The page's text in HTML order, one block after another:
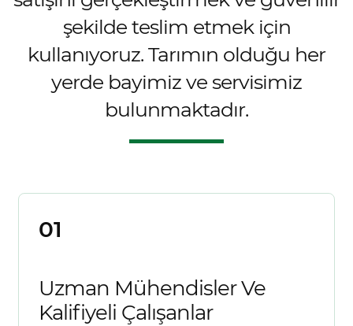
şekilde teslim etmek için
kullanıyoruz. Tarımın olduğu her
yerde bayimiz ve servisimiz
bulunmaktadır.
01
Uzman Mühendisler Ve
Kalifiyeli Çalışanlar